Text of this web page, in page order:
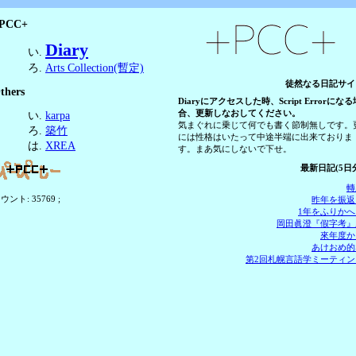
徒然なる日記サイ
Diaryにアクセスした時、Script Errorになる
合、更新しなおしてください。
気まぐれに乗じて何でも書く節制無しです。
には性格はいたって中途半端に出来ておりま
す。まあ気にしないで下せ。
最新日記(5日
昨年を振返
1年をふりかへ
岡田眞澄『假字考
來年度か
あけおめ的
第2回札幌言語学ミーティ
Diary
Arts Collection(暫定)
karpa
築竹
XREA
ント: 35769 ;